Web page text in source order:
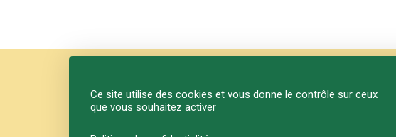
Ce site utilise des cookies et vous donne le contrôle sur ceux
que vous souhaitez activer